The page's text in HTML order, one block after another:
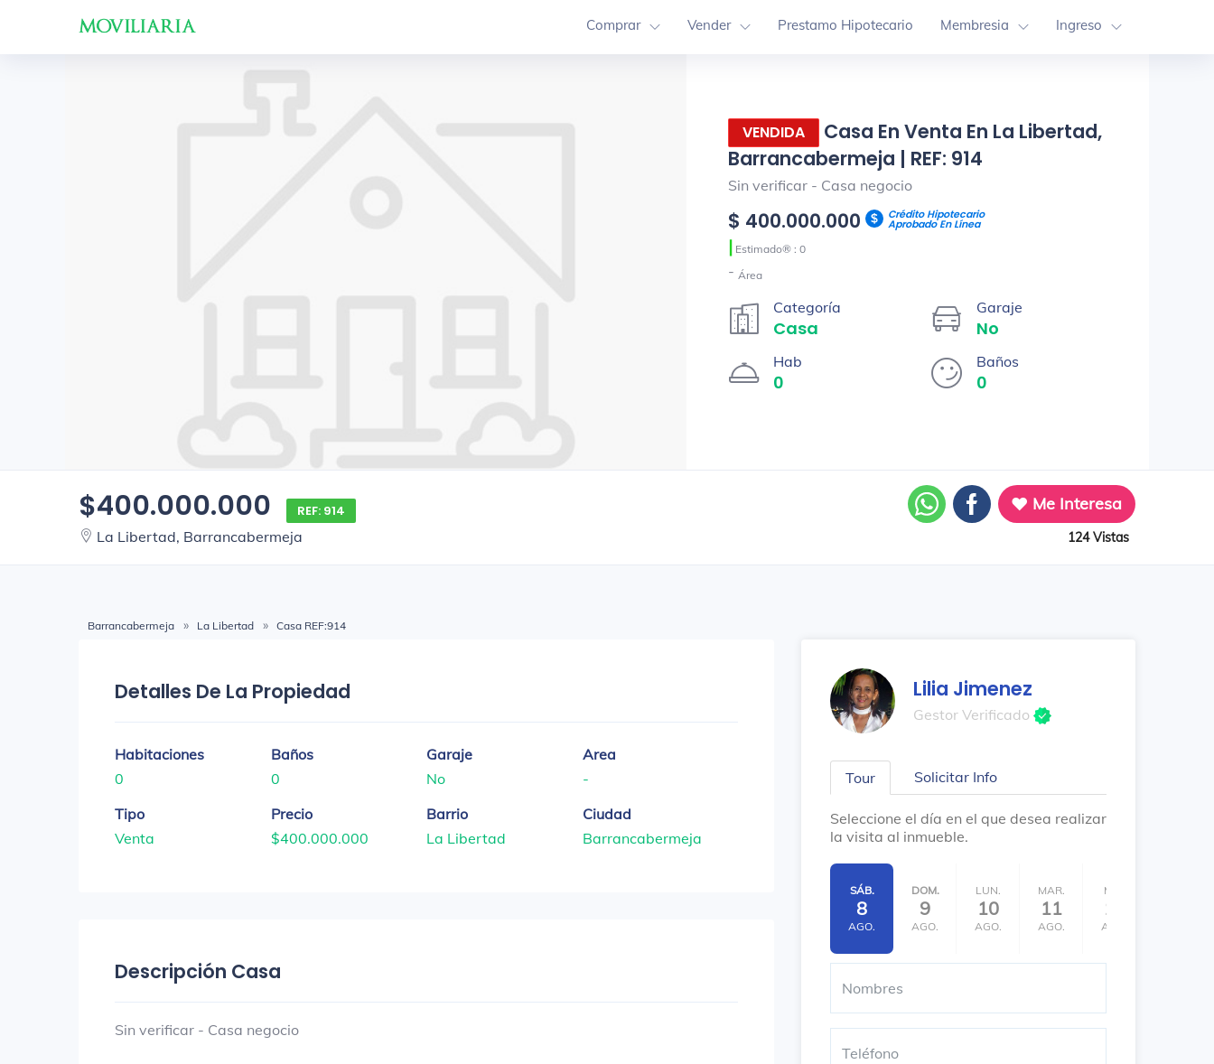
Comprar Vender Prestamo Hipotecario Membresia Ingreso
VENDIDA
Casa En Venta En La Libertad,
Barrancabermeja | REF: 914
Sin verificar - Casa negocio
$ 400.000.000 Crédito Hipotecario
Aprobado En Línea
| Estimado® : 0
- Área
Categoría
Casa
Garaje
No
Hab
0
Baños
0
$400.000.000 REF: 914
La Libertad, Barrancabermeja
Me Interesa
124 Vistas
Barrancabermeja La Libertad Casa REF:914
Detalles De La Propiedad
Habitaciones
0
Baños
0
Garaje
No
Area
-
Tipo
Venta
Precio
$400.000.000
Barrio
La Libertad
Ciudad
Barrancabermeja
Descripción Casa
Sin verificar - Casa negocio
Lilia Jimenez
Gestor Verificado
Tour Solicitar Info
Seleccione el día en el que desea realizar
la visita al inmueble.
SÁB.
8
AGO.
DOM.
9
AGO.
LUN.
10
AGO.
MAR.
11
AGO.
MIÉ.
12
AGO.